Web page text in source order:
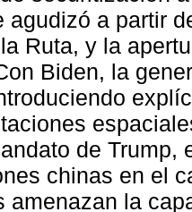
agudizó a partir
Ruta, y la
Biden, la
de Trump,
chinas en el
amenazan la